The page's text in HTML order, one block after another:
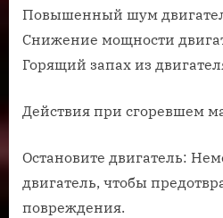
Повышенный шум
Снижение мощности
Горящий запах из
Действия при сгоревшем
Остановите двигатель:
двигатель, чтобы
повреждения.